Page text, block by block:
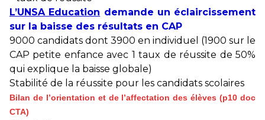
L’UNSA Education demande un éclaircissement
sur la baisse des résultats en CAP
9000 candidats dont 3900 en individuel (1900 sur le
CAP petite enfance avec 1 taux de réussite de 50%
qui explique la baisse globale)
Stabilité de la réussite pour les candidats scolaires
Bilan de l’orientation et de l’affectation des élèves (p10 doc
CTA)